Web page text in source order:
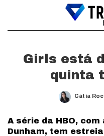
Girls está
quinta
Posted
Cátia
A série da HBO,
Dunham, tem